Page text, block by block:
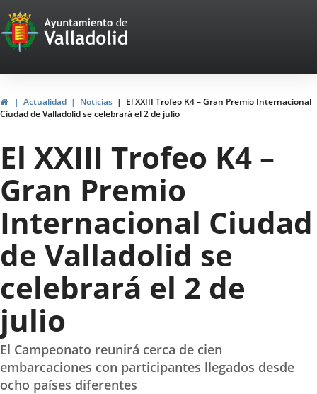
Portal
Web
del
Ayuntamiento
de
Valladolid
HomeActualidad Noticias
El XXIII Trofeo K4 – Gran Premio Internacional
Ciudad de Valladolid se celebrará el 2 de julio
El XXIII Trofeo K4 –
Gran Premio
Internacional Ciudad
de Valladolid se
celebrará el 2 de
julio
El Campeonato reunirá cerca de cien
embarcaciones con participantes llegados desde
ocho países diferentes